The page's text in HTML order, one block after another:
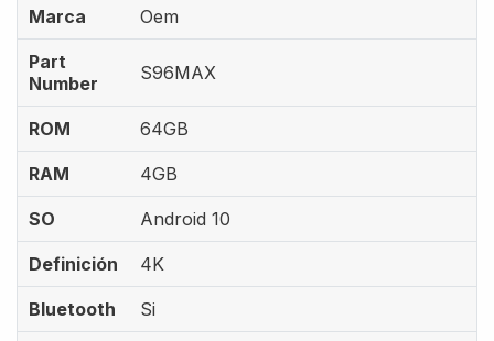
Marca Oem
Part
Number
S96MAX
ROM 64GB
RAM 4GB
SO Android 10
Definición 4K
Bluetooth Si